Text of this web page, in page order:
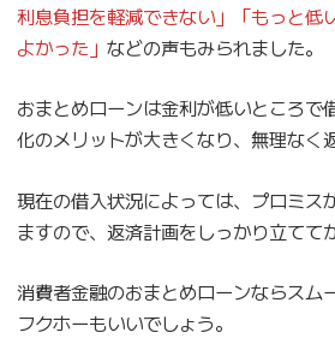
利息負担を軽減できない」「もっと低
よかった」 などの声もみられました。
おまとめローンは金利が低いところで
化のメリットが大きくなり、無理なく
現在の借入状況によっては、プロミス
ますので、返済計画をしっかり立てて
消費者金融のおまとめローンならスム
フクホーもいいでしょう。